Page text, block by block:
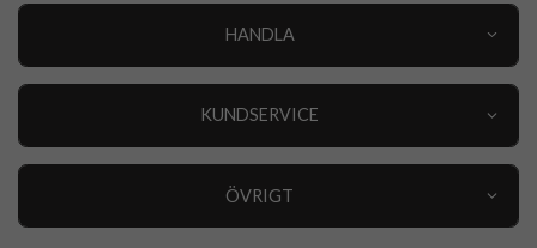
HANDLA
KUNDSERVICE
ÖVRIGT